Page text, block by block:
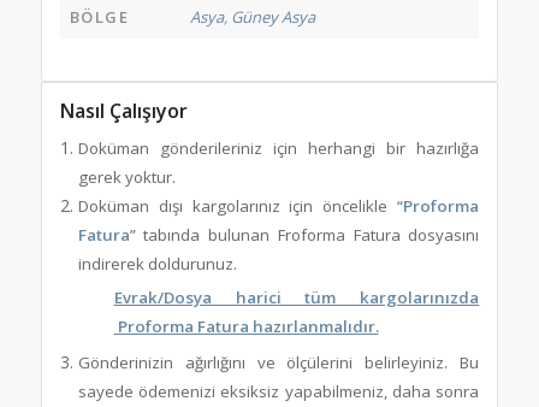
BÖLGE Asya, Güney Asya
Nasıl Çalışıyor
Doküman gönderileriniz için herhangi bir hazırlığa
gerek yoktur.
Doküman dışı kargolarınız için öncelikle “Proforma
Fatura” tabında bulunan Froforma Fatura dosyasını
indirerek doldurunuz.
Evrak/Dosya harici tüm kargolarınızda
Proforma Fatura hazırlanmalıdır.
Gönderinizin ağırlığını ve ölçülerini belirleyiniz. Bu
sayede ödemenizi eksiksiz yapabilmeniz, daha sonra